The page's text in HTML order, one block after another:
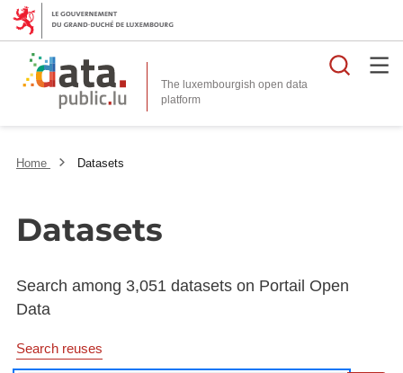
The luxembourgish open data
platform
Home Datasets
Datasets
Search among 3,051 datasets on Portail Open
Data
Search reuses